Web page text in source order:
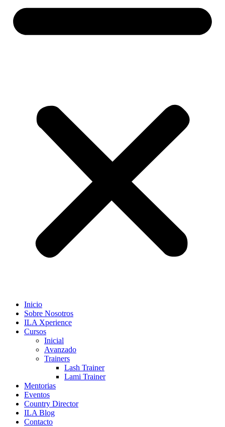
Inicio
Sobre Nosotros
ILA Xperience
Cursos
Inicial
Avanzado
Trainers
Lash Trainer
Lami Trainer
Mentorias
Eventos
Country Director
ILA Blog
Contacto